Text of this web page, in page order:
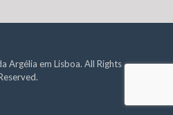
Argélia em Lisboa. All Rights